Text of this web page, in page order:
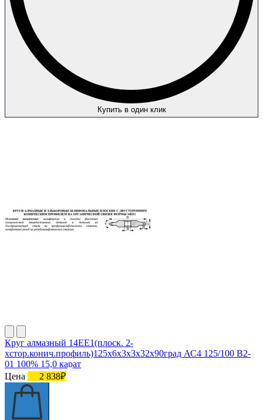
Купить в один клик
Круг алмазный 14ЕЕ1(плоск. 2-
хстор.конич.профиль)125х6х3х3х32х90град АС4 125/100 В2-
01 100% 15,0 карат
Цена
2 838₽